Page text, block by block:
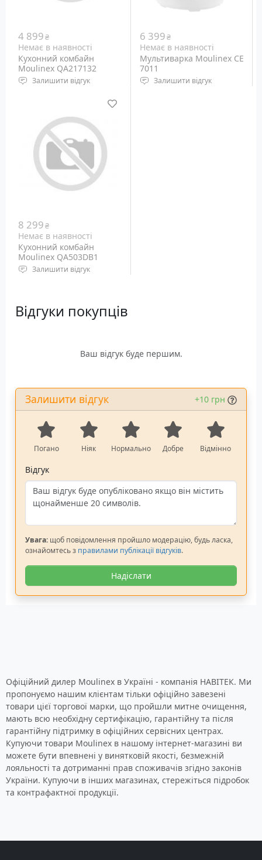
4 899₴
Немає в наявності
Кухонний комбайн
Moulinex QA217132
Залишити відгук
6 399₴
Немає в наявності
Мультиварка Moulinex CE
7011
Залишити відгук
8 299₴
Немає в наявності
Кухонний комбайн
Moulinex QA503DB1
Залишити відгук
Відгуки покупців
Ваш відгук буде першим.
+10 грн
Залишити відгук
Відмінно
Добре
Нормально
Ніяк
Погано
Відгук
Увага: щоб повідомлення пройшло модерацію, будь ласка,
ознайомтесь з правилами публікації відгуків.
Надіслати
Офіційний дилер Moulinex в Україні - компанія НАВІТЕК. Ми
пропонуємо нашим клієнтам тільки офіційно завезені
товари цієї торгової марки, що пройшли митне очищення,
мають всю необхідну сертифікацію, гарантійну та після
гарантійну підтримку в офіційних сервісних центрах.
Купуючи товари Moulinex в нашому інтернет-магазині ви
можете бути впевнені у винятковій якості, безмежній
лояльності та дотриманні прав споживачів згідно законів
України. Купуючи в інших магазинах, стережіться підробок
та контрафактної продукції.